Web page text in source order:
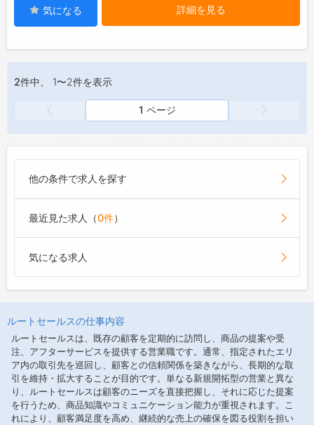
気になる 詳細を見る
2件中、 1〜2件を表示
1 ページ
他の条件で求人を探す
最近見た求人（0件）
気になる求人
ルートセールスの仕事内容
ルートセールスは、既存の顧客を定期的に訪問し、商品の提案や受
注、アフターサービスを提供する営業職です。通常、指定されたエリ
ア内の取引先を巡回し、顧客との信頼関係を築きながら、長期的な取
引を維持・拡大することが目的です。単なる新規開拓型の営業と異な
り、ルートセールスは顧客のニーズを直接把握し、それに応じた提案
を行うため、商品知識やコミュニケーション能力が重視されます。こ
れにより、顧客満足度を高め、継続的な売上の確保を図る役割を担い